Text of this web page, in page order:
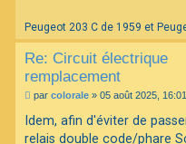
Peugeot 203 C de 1959 et
Re: Circuit électrique
remplacement
M
s
a
par colorale » 05 août 2025, 16:01
Idem, afin d'éviter de
relais double code/phare